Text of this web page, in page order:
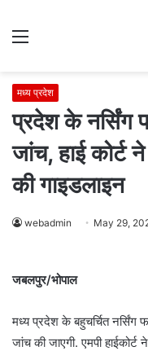
Menu
मध्य प्रदेश
प्रदेश के नर्सिंग
जांच, हाई कोर्ट
की गाइडलाइन
webadmin May 29,
जबलपुर/भोपाल
मध्य प्रदेश के बहुचर्चित नर्सिंग
जांच की जाएगी. एमपी